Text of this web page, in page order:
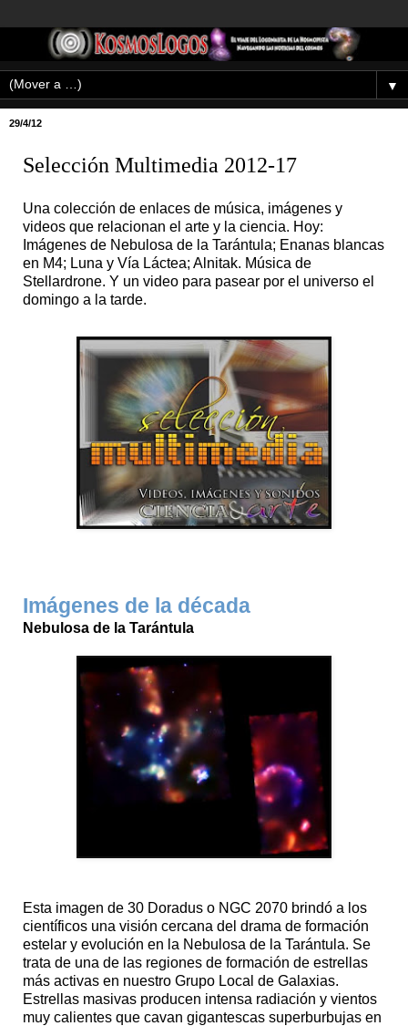
▼
29/4/12
Selección Multimedia 2012-17
Una colección de enlaces de música, imágenes y
videos que relacionan el arte y la ciencia. Hoy:
Imágenes de Nebulosa de la Tarántula; Enanas blancas
en M4; Luna y Vía Láctea; Alnitak. Música de
Stellardrone. Y un video para pasear por el universo el
domingo a la tarde.
Imágenes de la década
Nebulosa de la Tarántula
Esta imagen de 30 Doradus o NGC 2070 brindó a los
científicos una visión cercana del drama de formación
estelar y evolución en la Nebulosa de la Tarántula. Se
trata de una de las regiones de formación de estrellas
más activas en nuestro Grupo Local de Galaxias.
Estrellas masivas producen intensa radiación y vientos
muy calientes que cavan gigantescas superburbujas en